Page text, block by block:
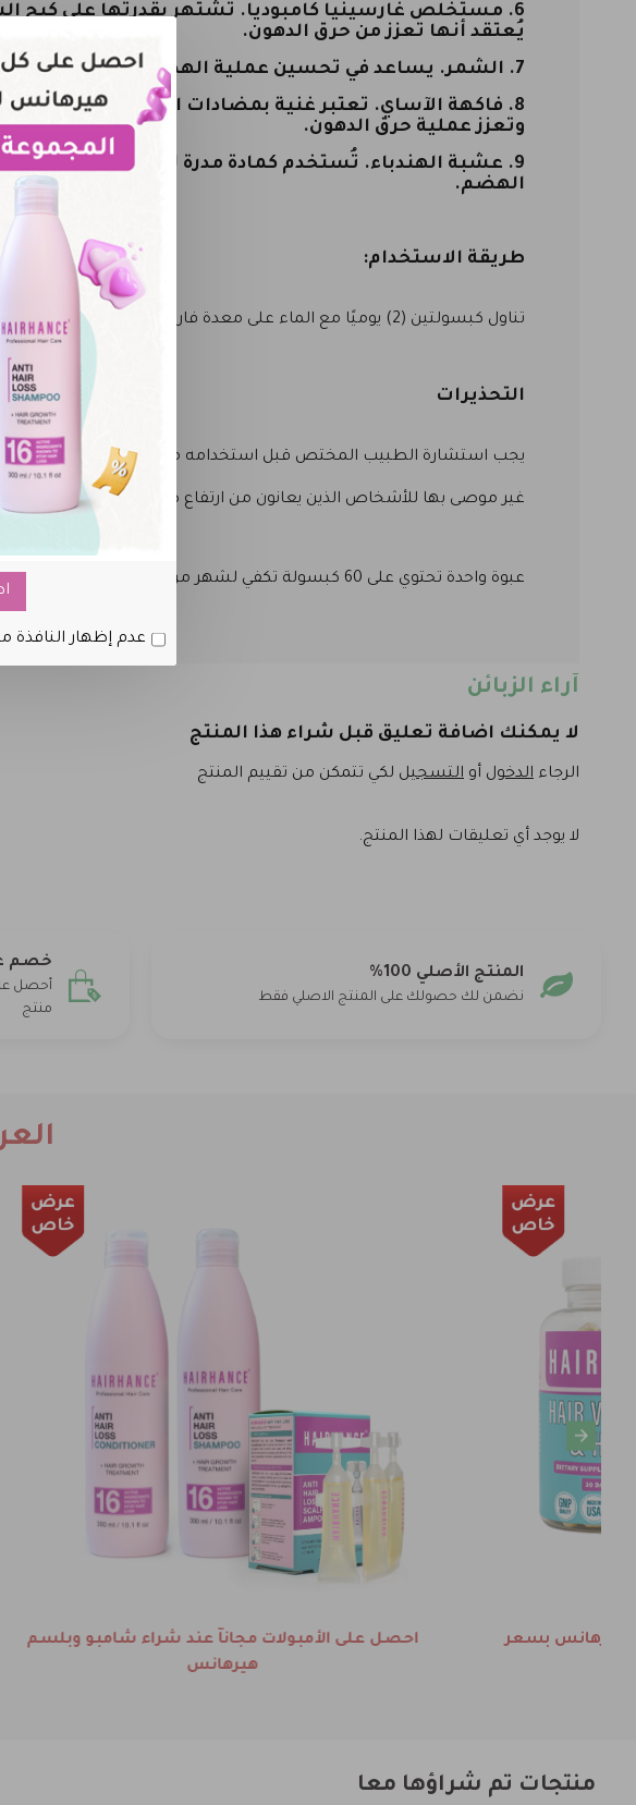
عدم إظهار النافذة
6.
مستخلص غارسينيا كامبوديا. تشتهر بقدرتها على كبح
يُعتقد أنها تعزز من حرق الدهون.
7.
الشمر. يساعد في تحسين عملية الهضم ويقلل من
8.
فاكهة الآساي. تعتبر غنية بمضادات الأكسدة، مما
وتعزز عملية حرق الدهون.
9.
عشبة الهندباء. تُستخدم كمادة مدرة للبول، مما يساعد
الهضم.
طريقة الاستخدام:
تناول كبسولتين (2) يوميًا مع الماء على معدة فارغة.
التحذيرات
يجب استشارة الطبيب المختص قبل استخدامه من قبل الحامل أو
غير موصى بها للأشخاص الذين يعانون من ارتفاع ضغط الدم.
عبوة واحدة تحتوي على 60 كبسولة تكفي لشهر من الاستعمال.
آراء الزبائن
لا يمكنك اضافة تعليق قبل شراء هذا المنتج
الرجاء الدخول أو التسجيل لكي تتمكن من تقييم المنتج
لا يوجد أي تعليقات لهذا المنتج.
المنتج الأصلي 100%
نضمن لك حصولك على المنتج الاصلي فقط
خصم
أحصل
منتج
خصم 30 ريال عند شراء كبسولات ولوشن كيرفز جرو
كورس
منتجات تم شراؤها معا